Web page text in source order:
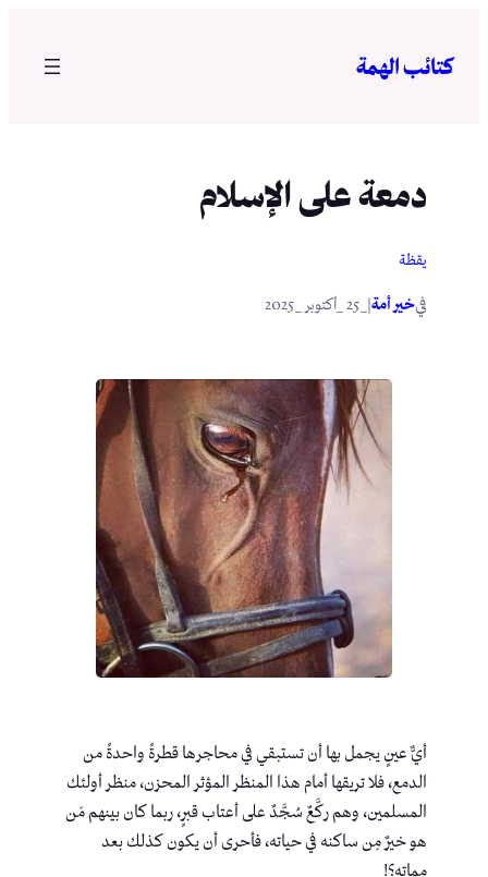
المحتوى
كتائب الهمة
دمعة على الإسلام
يقظة
فيخير أمة
أيٌّ عينٍ يجمل بها أن تستبقي في محاجرها قطرةً واحدةً من
الدمع، فلا تريقها أمام هذا المنظر المؤثر المحزن، منظر أولئك
المسلمين، وهم ركَّعٌ سُجَّدٌ على أعتاب قبرٍ، ربما كان بينهم مَن
هو خيرٌ مِن ساكنه في حياته، فأحرى أن يكون كذلك بعد
مماته؟!